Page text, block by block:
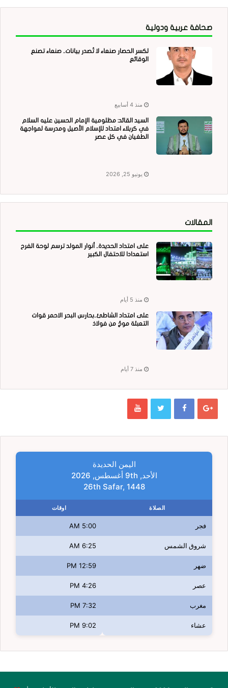
صحافة عربية ودولية
لكسر الحصار صنعاء لا تُصدر بيانات.. صنعاء تصنع
الوقائع
منذ 4 أسابيع
السيد القائد: مظلومية الإمام الحسين عليه السلام
في كربلاء امتداد للإسلام الأصيل ومدرسة لمواجهة
الطغيان في كل عصر
يونيو 25, 2026
المقالات
على امتداد الحديدة.. أنوار المولد ترسم لوحة الفرح
استعدادا للاحتفال الكبير
منذ 5 أيام
على امتداد الشاطئ..بحارس البحر الاحمر قوات
التعبئة موجٌ من فولاذ
منذ 7 أيام
اليمن الحديدة
الأحد, 9th أغسطس, 2026
26th Safar, 1448
الصلاة اوقات
فجر 5:00 AM
شروق الشمس 6:25 AM
ضهر 12:59 PM
عصر 4:26 PM
مغرب 7:32 PM
عشاء 9:02 PM